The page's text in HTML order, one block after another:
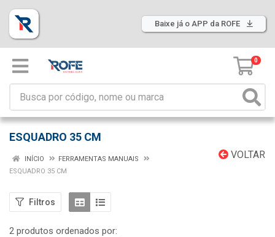
Baixe já o APP da ROFE
0
ESQUADRO 35 CM
VOLTAR
INÍCIO
FERRAMENTAS MANUAIS
ESQUADRO 35 CM
Filtros
2 produtos ordenados por: